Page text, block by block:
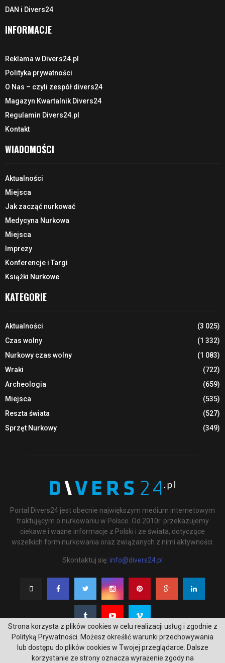
DAN i Divers24
INFORMACJE
Reklama w Divers24.pl
Polityka prywatności
O Nas – czyli zespół divers24
Magazyn Kwartalnik Divers24
Regulamin Divers24.pl
Kontakt
WIADOMOŚCI
Aktualności
Miejsca
Jak zacząć nurkować
Medycyna Nurkowa
Miejsca
Imprezy
Konferencje i Targi
Książki Nurkowe
KATEGORIE
Aktualności
(3 025)
Czas wolny
(1 332)
Nurkowy czas wolny
(1 083)
Wraki
(722)
Archeologia
(659)
Miejsca
(535)
Reszta świata
(527)
Sprzęt Nurkowy
(349)
Portal Divers24 jest obecnie największym medium internetowym
traktującym o nurkowaniu w Polsce. Od 2010r. przekazujemy
ciekawe i ważne informacje z Polski i ze świata, dotyczące
wszelkich form nurkowania oraz związanych z nimi aktywności.
Skontaktuj się: info@divers24.pl
Strona korzysta z plików cookies w celu realizacji usług i zgodnie z
Polityką Prywatności. Możesz określić warunki przechowywania
lub dostępu do plików cookies w Twojej przeglądarce. Dalsze
korzystanie ze strony oznacza wyrażenie zgody na